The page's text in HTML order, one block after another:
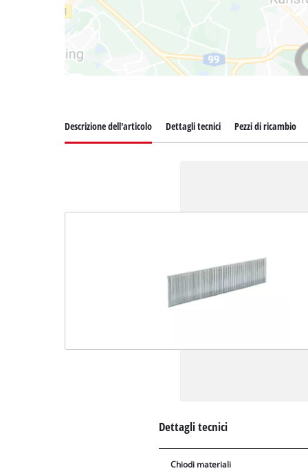
Descrizione dell'articolo Dettagli tecnici Pezzi di ricambio
Dettagli tecnici
Chiodi materiali